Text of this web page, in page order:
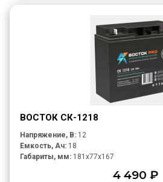
ВОСТОК СК-1218
Напряжение, В: 12
Емкость, Ач: 18
Габариты, мм: 181x77x167
4 490 ₽